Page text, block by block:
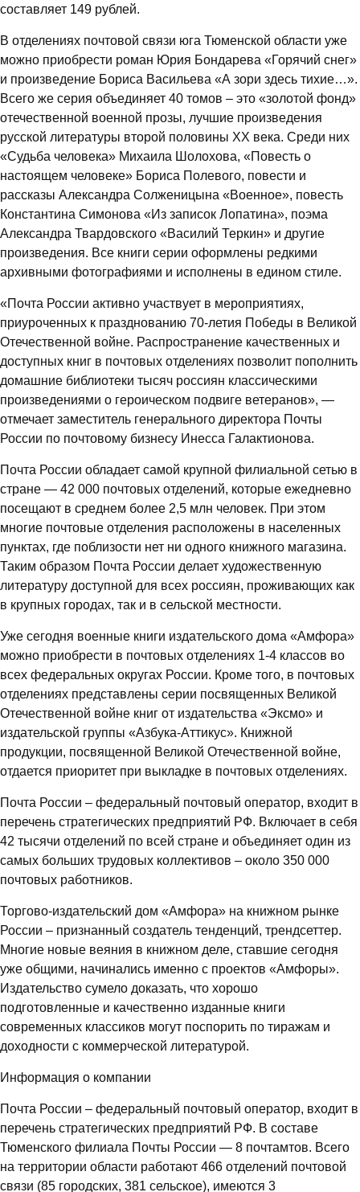
составляет 149 рублей.
В отделениях почтовой связи юга Тюменской области уже
можно приобрести роман Юрия Бондарева «Горячий снег»
и произведение Бориса Васильева «А зори здесь тихие…».
Всего же серия объединяет 40 томов – это «золотой фонд»
отечественной военной прозы, лучшие произведения
русской литературы второй половины ХХ века. Среди них
«Судьба человека» Михаила Шолохова, «Повесть о
настоящем человеке» Бориса Полевого, повести и
рассказы Александра Солженицына «Военное», повесть
Константина Симонова «Из записок Лопатина», поэма
Александра Твардовского «Василий Теркин» и другие
произведения. Все книги серии оформлены редкими
архивными фотографиями и исполнены в едином стиле.
«Почта России активно участвует в мероприятиях,
приуроченных к празднованию 70-летия Победы в Великой
Отечественной войне. Распространение качественных и
доступных книг в почтовых отделениях позволит пополнить
домашние библиотеки тысяч россиян классическими
произведениями о героическом подвиге ветеранов», —
отмечает заместитель генерального директора Почты
России по почтовому бизнесу Инесса Галактионова.
Почта России обладает самой крупной филиальной сетью в
стране — 42 000 почтовых отделений, которые ежедневно
посещают в среднем более 2,5 млн человек. При этом
многие почтовые отделения расположены в населенных
пунктах, где поблизости нет ни одного книжного магазина.
Таким образом Почта России делает художественную
литературу доступной для всех россиян, проживающих как
в крупных городах, так и в сельской местности.
Уже сегодня военные книги издательского дома «Амфора»
можно приобрести в почтовых отделениях 1-4 классов во
всех федеральных округах России. Кроме того, в почтовых
отделениях представлены серии посвященных Великой
Отечественной войне книг от издательства «Эксмо» и
издательской группы «Азбука-Аттикус». Книжной
продукции, посвященной Великой Отечественной войне,
отдается приоритет при выкладке в почтовых отделениях.
Почта России – федеральный почтовый оператор, входит в
перечень стратегических предприятий РФ. Включает в себя
42 тысячи отделений по всей стране и объединяет один из
самых больших трудовых коллективов – около 350 000
почтовых работников.
Торгово-издательский дом «Амфора» на книжном рынке
России – признанный создатель тенденций, трендсеттер.
Многие новые веяния в книжном деле, ставшие сегодня
уже общими, начинались именно с проектов «Амфоры».
Издательство сумело доказать, что хорошо
подготовленные и качественно изданные книги
современных классиков могут поспорить по тиражам и
доходности с коммерческой литературой.
Информация о компании
Почта России – федеральный почтовый оператор, входит в
перечень стратегических предприятий РФ. В составе
Тюменского филиала Почты России — 8 почтамтов. Всего
на территории области работают 466 отделений почтовой
связи (85 городских, 381 сельское), имеются 3